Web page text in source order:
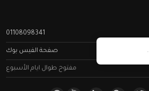
01108098341
صفحة الفيس بوك
مفتوح طوال ايام الأسبوع